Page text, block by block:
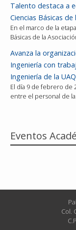
Talento destaca a
Ciencias Básicas de
En el marco de la
Básicas de la
Avanza la
Ingeniería con
Ingeniería de la UAQ
El día 9 de febrero de
entre el personal de
Eventos
Col.